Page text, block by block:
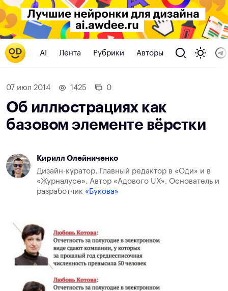
AI Лента Рубрики Авторы
07 июл 2014 1425 0
Об иллюстрациях как
базовом элементе вёрстки
Кирилл Олейниченко
Дизайн-куратор. Главный редактор в «Оди» и в
«Журналусе». Автор «Адового UX». Основатель и
разработчик «Букова»